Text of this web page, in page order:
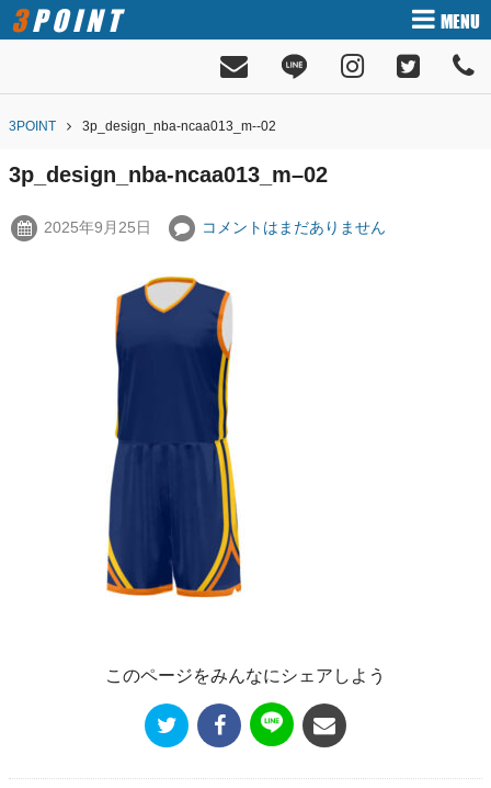
3POINT MENU
3POINT 3p_design_nba-ncaa013_m--02
3p_design_nba-ncaa013_m–02
2025年9月25日 コメントはまだありません
このページをみんなにシェアしよう